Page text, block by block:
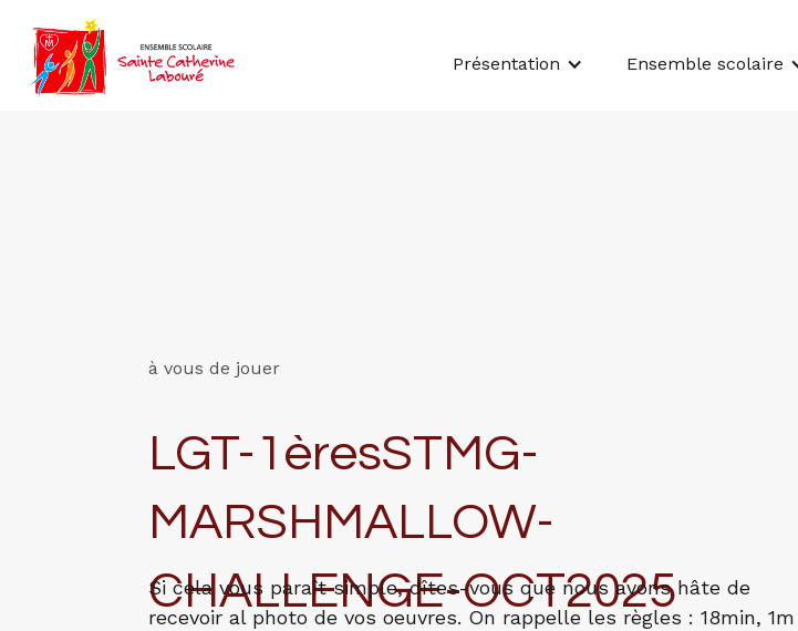
Présentation Ensemble scolaire
à vous de jouer
LGT-1èresSTMG-
MARSHMALLOW-
CHALLENGE-OCT2025
Si cela vous paraît simple, dîtes-vous que nous avons hâte de
recevoir al photo de vos oeuvres. On rappelle les règles : 18min, 1m